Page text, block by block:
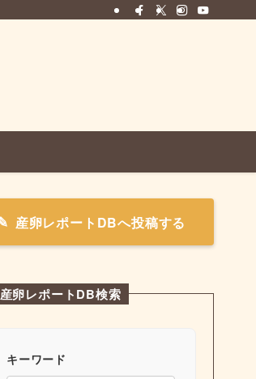
産卵レポートDBへ投稿する
産卵レポートDB検索
キーワード